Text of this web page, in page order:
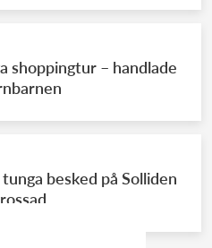
shoppingtur – handlade
besked på Solliden